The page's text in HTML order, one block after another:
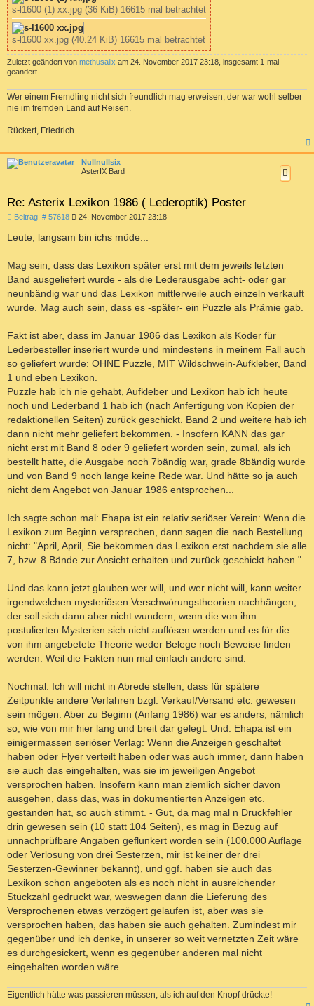
s-l1600 (1) xx.jpg (36 KiB) 16615 mal betrachtet
s-l1600 xx.jpg (40.24 KiB) 16615 mal betrachtet
Zuletzt geändert von methusalix am 24. November 2017 23:18, insgesamt 1-mal
geändert.
Wer einem Fremdling nicht sich freundlich mag erweisen, der war wohl selber
nie im fremden Land auf Reisen.
Rückert, Friedrich
a
Nullnullsix
AsterIX Bard
Re: Asterix Lexikon 1986 ( Lederoptik) Poster
Beitrag: # 57618B
i
t
g
24. November 2017 23:18
Leute, langsam bin ichs müde...
Mag sein, dass das Lexikon später erst mit dem jeweils letzten
Band ausgeliefert wurde - als die Lederausgabe acht- oder gar
neunbändig war und das Lexikon mittlerweile auch einzeln verkauft
wurde. Mag auch sein, dass es -später- ein Puzzle als Prämie gab.
Fakt ist aber, dass im Januar 1986 das Lexikon als Köder für
Lederbesteller inseriert wurde und mindestens in meinem Fall auch
so geliefert wurde: OHNE Puzzle, MIT Wildschwein-Aufkleber, Band
1 und eben Lexikon.
Puzzle hab ich nie gehabt, Aufkleber und Lexikon hab ich heute
noch und Lederband 1 hab ich (nach Anfertigung von Kopien der
redaktionellen Seiten) zurück geschickt. Band 2 und weitere hab ich
dann nicht mehr geliefert bekommen. - Insofern KANN das gar
nicht erst mit Band 8 oder 9 geliefert worden sein, zumal, als ich
bestellt hatte, die Ausgabe noch 7bändig war, grade 8bändig wurde
und von Band 9 noch lange keine Rede war. Und hätte so ja auch
nicht dem Angebot von Januar 1986 entsprochen...
Ich sagte schon mal: Ehapa ist ein relativ seriöser Verein: Wenn die
Lexikon zum Beginn versprechen, dann sagen die nach Bestellung
nicht: "April, April, Sie bekommen das Lexikon erst nachdem sie alle
7, bzw. 8 Bände zur Ansicht erhalten und zurück geschickt haben."
Und das kann jetzt glauben wer will, und wer nicht will, kann weiter
irgendwelchen mysteriösen Verschwörungstheorien nachhängen,
der soll sich dann aber nicht wundern, wenn die von ihm
postulierten Mysterien sich nicht auflösen werden und es für die
von ihm angebetete Theorie weder Belege noch Beweise finden
werden: Weil die Fakten nun mal einfach andere sind.
Nochmal: Ich will nicht in Abrede stellen, dass für spätere
Zeitpunkte andere Verfahren bzgl. Verkauf/Versand etc. gewesen
sein mögen. Aber zu Beginn (Anfang 1986) war es anders, nämlich
so, wie von mir hier lang und breit dar gelegt. Und: Ehapa ist ein
einigermassen seriöser Verlag: Wenn die Anzeigen geschaltet
haben oder Flyer verteilt haben oder was auch immer, dann haben
sie auch das eingehalten, was sie im jeweiligen Angebot
versprochen haben. Insofern kann man ziemlich sicher davon
ausgehen, dass das, was in dokumentierten Anzeigen etc.
gestanden hat, so auch stimmt. - Gut, da mag mal n Druckfehler
drin gewesen sein (10 statt 104 Seiten), es mag in Bezug auf
unnachprüfbare Angaben geflunkert worden sein (100.000 Auflage
oder Verlosung von drei Sesterzen, mir ist keiner der drei
Sesterzen-Gewinner bekannt), und ggf. haben sie auch das
Lexikon schon angeboten als es noch nicht in ausreichender
Stückzahl gedruckt war, weswegen dann die Lieferung des
Versprochenen etwas verzögert gelaufen ist, aber was sie
versprochen haben, das haben sie auch gehalten. Zumindest mir
gegenüber und ich denke, in unserer so weit vernetzten Zeit wäre
es durchgesickert, wenn es gegenüber anderen mal nicht
eingehalten worden wäre...
Eigentlich hätte was passieren müssen, als ich auf den Knopf drückte!